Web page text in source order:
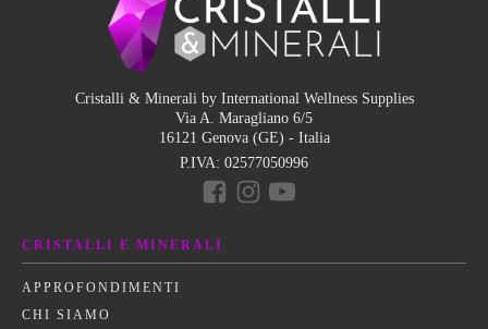
Cristalli & Minerali by International Wellness Supplies
Via A. Maragliano 6/5
16121 Genova (GE) - Italia
P.IVA: 02577050996
CRISTALLI E MINERALI
APPROFONDIMENTI
CHI SIAMO